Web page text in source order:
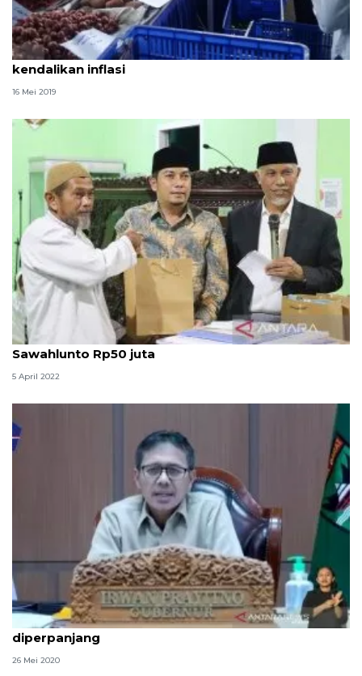
BI Sumbar gelar Pasar Murah di lima lokasi untuk
kendalikan inflasi
16 Mei 2019
Safari Ramadhan Pemprov bantu Masjid An-Nur
Sawahlunto Rp50 juta
5 April 2022
Gubernur Sumbar minta Permenhub soal mudik
diperpanjang
26 Mei 2020